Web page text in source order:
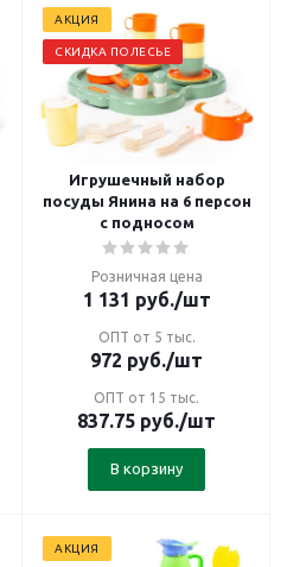
АКЦИЯ
СКИДКА ПОЛЕСЬЕ
Игрушечный набор
посуды Янина на 6 персон
с подносом
Розничная цена
1 131 руб./шт
ОПТ от 5 тыс.
972 руб./шт
ОПТ от 15 тыс.
837.75 руб./шт
В корзину
АКЦИЯ